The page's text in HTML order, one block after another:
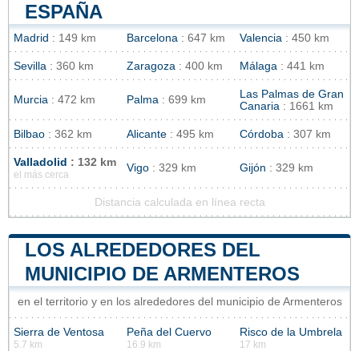
ESPAÑA
Madrid : 149 km Barcelona : 647 km Valencia : 450 km
Sevilla : 360 km Zaragoza : 400 km Málaga : 441 km
Murcia : 472 km Palma : 699 km
Las Palmas de Gran
Canaria : 1661 km
Bilbao : 362 km Alicante : 495 km Córdoba : 307 km
Valladolid : 132 km
el más cerca
Vigo : 329 km Gijón : 329 km
Distancia calculada en línea recta
LOS ALREDEDORES DEL
MUNICIPIO DE ARMENTEROS
en el territorio y en los alrededores del municipio de Armenteros
Sierra de Ventosa
5.7 km
Peña del Cuervo
16.9 km
Risco de la Umbrela
17 km